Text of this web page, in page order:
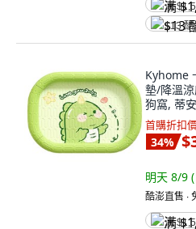
满
$13 酷
Kyhome
墊/降溫
狗窩, 蒂
首購折扣
34%
明天 8/9
酷澎直售 ∙
满